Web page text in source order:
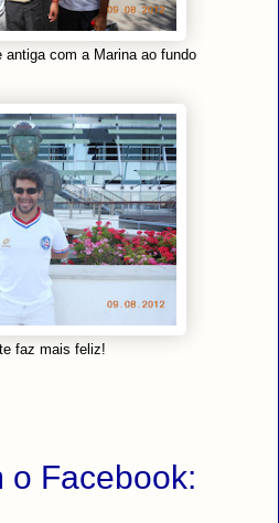
antiga com a Marina ao fundo
faz mais feliz!
o Facebook: